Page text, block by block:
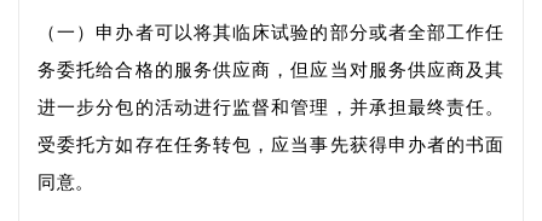
（一）申办者可以将其临床试验的部分或者全部工作任
务委托给合格的服务供应商，但应当对服务供应商及其
进一步分包的活动进行监督和管理 ，并承担最终责任。
受委托方如存在任务转包，应当事先获得申办者的书面
同意。